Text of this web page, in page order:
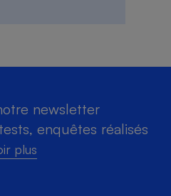
newsletter
enquêtes réalisés
plus